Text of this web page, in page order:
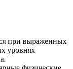
при выраженных
уровнях